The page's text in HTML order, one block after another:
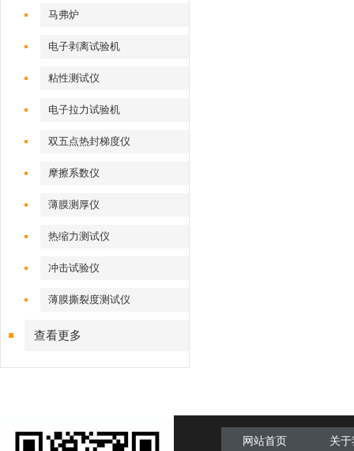
马弗炉
电子剥离试验机
粘性测试仪
电子拉力试验机
双五点热封梯度仪
摩擦系数仪
薄膜测厚仪
热缩力测试仪
冲击试验仪
薄膜撕裂度测试仪
查看更多
网站首页 关